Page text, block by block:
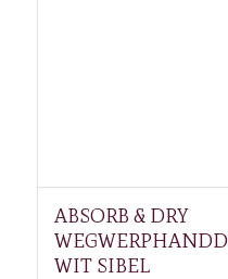
ABSORB & DRY
WIT SIBEL